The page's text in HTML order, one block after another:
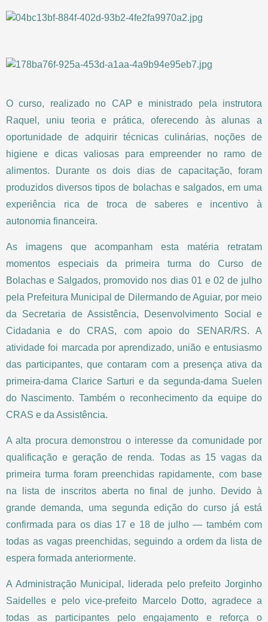
O curso, realizado no CAP e ministrado pela instrutora
Raquel, uniu teoria e prática, oferecendo às alunas a
oportunidade de adquirir técnicas culinárias, noções de
higiene e dicas valiosas para empreender no ramo de
alimentos. Durante os dois dias de capacitação, foram
produzidos diversos tipos de bolachas e salgados, em uma
experiência rica de troca de saberes e incentivo à
autonomia financeira.
As imagens que acompanham esta matéria retratam
momentos especiais da primeira turma do Curso de
Bolachas e Salgados, promovido nos dias 01 e 02 de julho
pela Prefeitura Municipal de Dilermando de Aguiar, por meio
da Secretaria de Assistência, Desenvolvimento Social e
Cidadania e do CRAS, com apoio do SENAR/RS. A
atividade foi marcada por aprendizado, união e entusiasmo
das participantes, que contaram com a presença ativa da
primeira-dama Clarice Sarturi e da segunda-dama Suelen
do Nascimento. Também o reconhecimento da equipe do
CRAS e da Assistência.
A alta procura demonstrou o interesse da comunidade por
qualificação e geração de renda. Todas as 15 vagas da
primeira turma foram preenchidas rapidamente, com base
na lista de inscritos aberta no final de junho. Devido à
grande demanda, uma segunda edição do curso já está
confirmada para os dias 17 e 18 de julho — também com
todas as vagas preenchidas, seguindo a ordem da lista de
espera formada anteriormente.
A Administração Municipal, liderada pelo prefeito Jorginho
Saidelles e pelo vice-prefeito Marcelo Dotto, agradece a
todas as participantes pelo engajamento e reforça o